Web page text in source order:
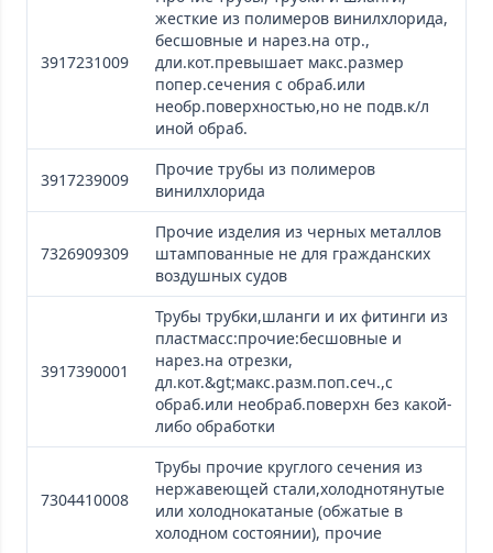
3917231009
жесткие из полимеров винилхлорида,
бесшовные и нарез.на отр.,
дли.кот.превышает макс.размер
попер.сечения с обраб.или
необр.поверхностью,но не подв.к/л
иной обраб.
3917239009
Прочие трубы из полимеров
винилхлорида
7326909309
Прочие изделия из черных металлов
штампованные не для гражданских
воздушных судов
3917390001
Трубы трубки,шланги и их фитинги из
пластмасс:прочие:бесшовные и
нарез.на отрезки,
дл.кот.&gt;макс.разм.поп.сеч.,с
обраб.или необраб.поверхн без какой-
либо обработки
7304410008
Трубы прочие круглого сечения из
нержавеющей стали,холоднотянутые
или холоднокатаные (обжатые в
холодном состоянии), прочие